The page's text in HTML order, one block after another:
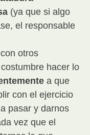
(ya que si algo
el responsable
otros
hacer lo
a que
con el ejercicio
pasar y darnos
vez que el